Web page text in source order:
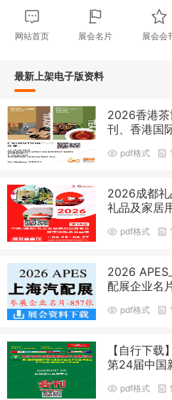
网站首页 展会名片 展会会
最新上架电子版资料
2026香港茶
刊、香港国
pdf格式
2026成都礼
礼品及家居
pdf格式
2026 APES
配展企业名
pdf格式
【自行下载
第24届中国
pdf格式